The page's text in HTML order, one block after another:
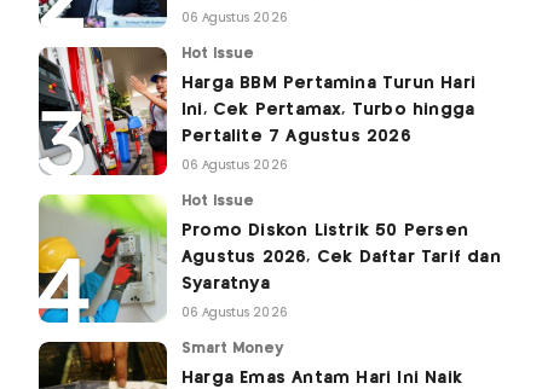
06 Agustus 2026
Hot Issue
Harga BBM Pertamina Turun Hari
Ini, Cek Pertamax, Turbo hingga
Pertalite 7 Agustus 2026
06 Agustus 2026
Hot Issue
Promo Diskon Listrik 50 Persen
Agustus 2026, Cek Daftar Tarif dan
Syaratnya
06 Agustus 2026
Smart Money
Harga Emas Antam Hari Ini Naik